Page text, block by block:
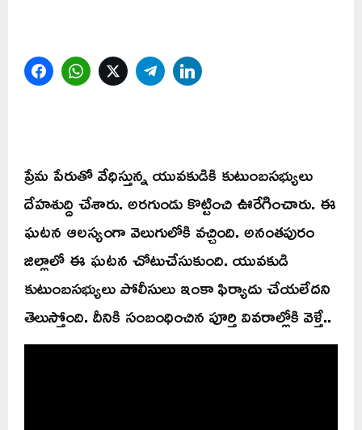
FacebookWhatsAppTwitterTelegram
ప్రేమ పేరుతో వేధిస్తున్న యువకుడికి కుటుంబసభ్యులు
దేహశుద్ది చేశారు. అరగుండు కొట్టించి ఊరేగించారు. ఈ
ఘటన ఆలస్యంగా వెలుగులోకి వచ్చింది. అనంతపురం
జిల్లాలో ఈ ఘటన చోటుచేసుకుంది. యువకుడి
కుటుంబసభ్యులు పోలీసులు ఇంకా ఫిర్యాదు చేయలేదని
తెలుస్తోంది. దీనికి సంబంధించిన పూర్తి వివరాల్లోకి వెళ్తే..